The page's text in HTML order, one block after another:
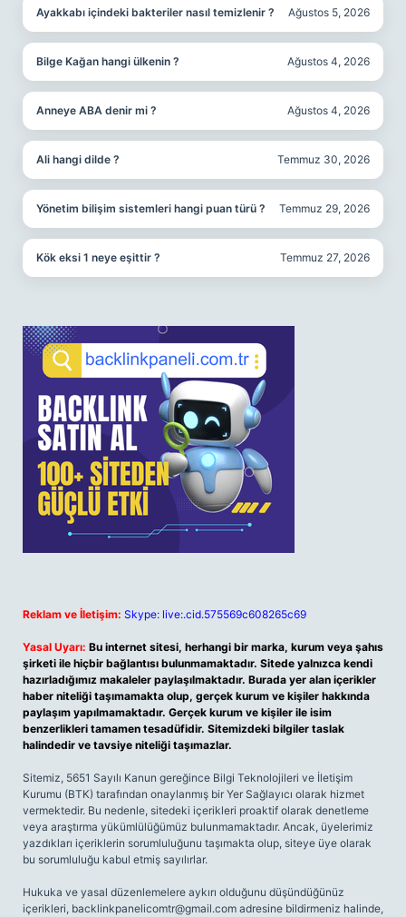
Ayakkabı içindeki bakteriler nasıl temizlenir ? Ağustos 5, 2026
Bilge Kağan hangi ülkenin ? Ağustos 4, 2026
Anneye ABA denir mi ? Ağustos 4, 2026
Ali hangi dilde ? Temmuz 30, 2026
Yönetim bilişim sistemleri hangi puan türü ? Temmuz 29, 2026
Kök eksi 1 neye eşittir ? Temmuz 27, 2026
Reklam ve İletişim: Skype: live:.cid.575569c608265c69
Yasal Uyarı: Bu internet sitesi, herhangi bir marka, kurum veya şahıs
şirketi ile hiçbir bağlantısı bulunmamaktadır. Sitede yalnızca kendi
hazırladığımız makaleler paylaşılmaktadır. Burada yer alan içerikler
haber niteliği taşımamakta olup, gerçek kurum ve kişiler hakkında
paylaşım yapılmamaktadır. Gerçek kurum ve kişiler ile isim
benzerlikleri tamamen tesadüfidir. Sitemizdeki bilgiler taslak
halindedir ve tavsiye niteliği taşımazlar.
Sitemiz, 5651 Sayılı Kanun gereğince Bilgi Teknolojileri ve İletişim
Kurumu (BTK) tarafından onaylanmış bir Yer Sağlayıcı olarak hizmet
vermektedir. Bu nedenle, sitedeki içerikleri proaktif olarak denetleme
veya araştırma yükümlülüğümüz bulunmamaktadır. Ancak, üyelerimiz
yazdıkları içeriklerin sorumluluğunu taşımakta olup, siteye üye olarak
bu sorumluluğu kabul etmiş sayılırlar.
Hukuka ve yasal düzenlemelere aykırı olduğunu düşündüğünüz
içerikleri, backlinkpanelicomtr@gmail.com adresine bildirmeniz halinde,